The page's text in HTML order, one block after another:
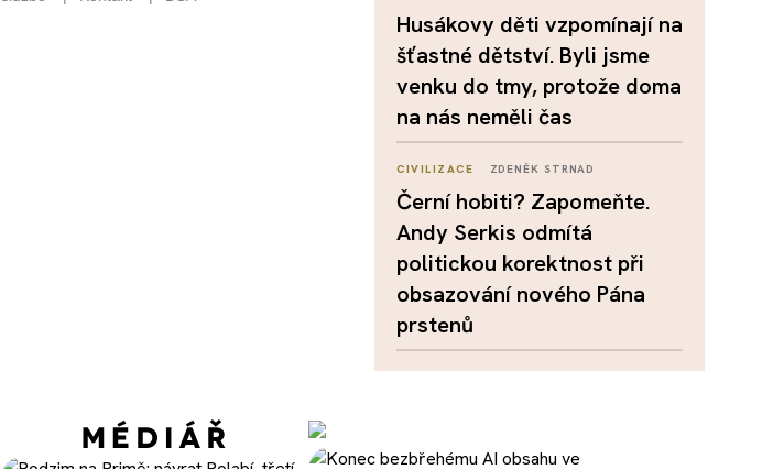
Husákovy děti vzpomínají na
šťastné dětství. Byli jsme
venku do tmy, protože doma
na nás neměli čas
CIVILIZACE ZDENĚK STRNAD
Černí hobiti? Zapomeňte.
Andy Serkis odmítá
politickou korektnost při
obsazování nového Pána
prstenů